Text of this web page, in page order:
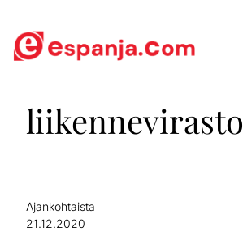
liikennevirasto
Ajankohtaista
21.12.2020